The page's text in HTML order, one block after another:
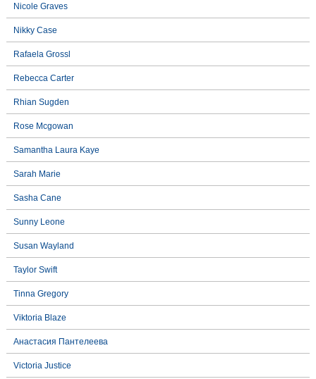
Nicole Graves
Nikky Case
Rafaela Grossl
Rebecca Carter
Rhian Sugden
Rose Mcgowan
Samantha Laura Kaye
Sarah Marie
Sasha Cane
Sunny Leone
Susan Wayland
Taylor Swift
Tinna Gregory
Viktoria Blaze
Анастасия Пантелеева
Victoria Justice